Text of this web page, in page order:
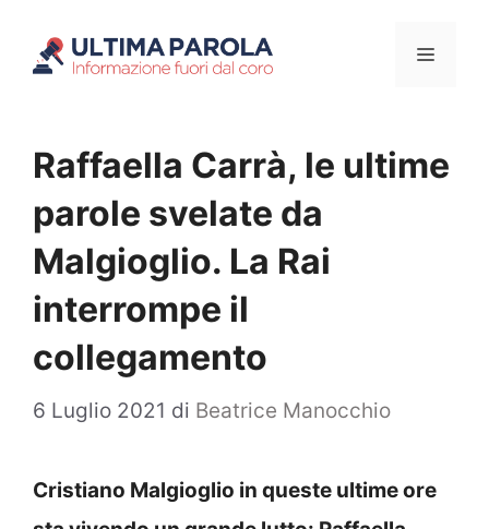
Menu
Raffaella Carrà, le ultime
parole svelate da
Malgioglio. La Rai
interrompe il
collegamento
6 Luglio 2021 di Beatrice Manocchio
Cristiano Malgioglio in queste ultime ore